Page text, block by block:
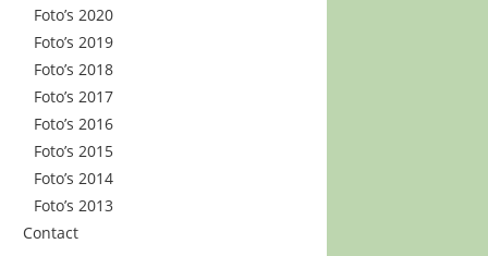
Foto’s 2020
Foto’s 2019
Foto’s 2018
Foto’s 2017
Foto’s 2016
Foto’s 2015
Foto’s 2014
Foto’s 2013
Contact